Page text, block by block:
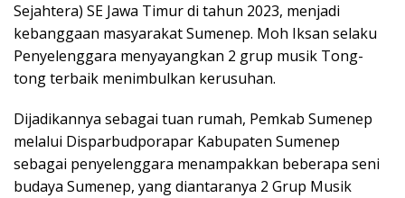
Sejahtera) SE Jawa Timur di tahun 2023, menjadi
kebanggaan masyarakat Sumenep. Moh Iksan selaku
Penyelenggara menyayangkan 2 grup musik Tong-
tong terbaik menimbulkan kerusuhan.
Dijadikannya sebagai tuan rumah, Pemkab Sumenep
melalui Disparbudporapar Kabupaten Sumenep
sebagai penyelenggara menampakkan beberapa seni
budaya Sumenep, yang diantaranya 2 Grup Musik